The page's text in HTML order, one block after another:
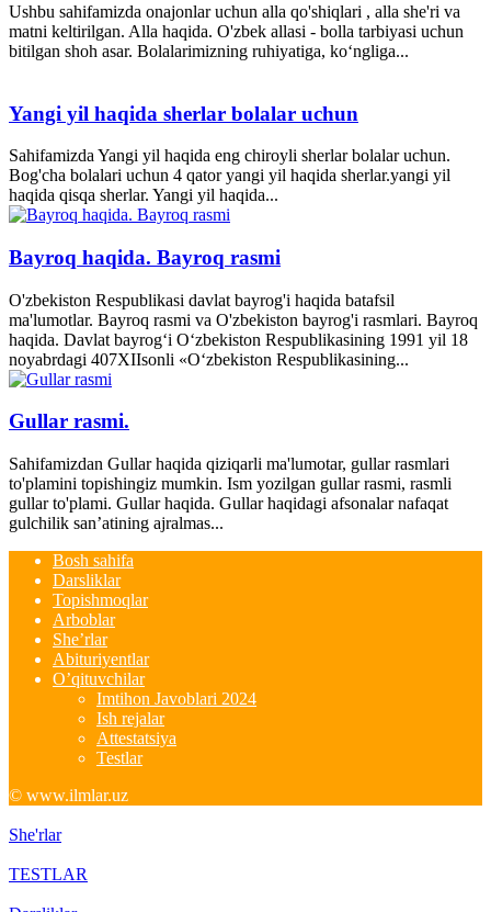
Ushbu sahifamizda onajonlar uchun alla qo'shiqlari , alla she'ri va
matni keltirilgan. Alla haqida. O'zbek allasi - bolla tarbiyasi uchun
bitilgan shoh asar. Bolalarimizning ruhiyatiga, ko‘ngliga...
Yangi yil haqida sherlar bolalar uchun
Sahifamizda Yangi yil haqida eng chiroyli sherlar bolalar uchun.
Bog'cha bolalari uchun 4 qator yangi yil haqida sherlar.yangi yil
haqida qisqa sherlar. Yangi yil haqida...
Bayroq haqida. Bayroq rasmi
O'zbekiston Respublikasi davlat bayrog'i haqida batafsil
ma'lumotlar. Bayroq rasmi va O'zbekiston bayrog'i rasmlari. Bayroq
haqida. Davlat bayrog‘i O‘zbekiston Respublikasining 1991 yil 18
noyabrdagi 407­XII­sonli «O‘zbekiston Respublikasining...
Gullar rasmi.
Sahifamizdan Gullar haqida qiziqarli ma'lumotar, gullar rasmlari
to'plamini topishingiz mumkin. Ism yozilgan gullar rasmi, rasmli
gullar to'plami. Gullar haqida. Gullar haqidagi afsonalar nafaqat
gulchilik san’atining ajralmas...
Bosh sahifa
Darsliklar
Topishmoqlar
Arboblar
She’rlar
Abituriyentlar
O’qituvchilar
Imtihon Javoblari 2024
Ish rejalar
Attestatsiya
Testlar
© www.ilmlar.uz
She'rlar
TESTLAR